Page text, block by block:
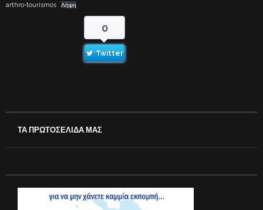
arthro-tourismos Λήψη
0
Twitter
ΤΑ ΠΡΩΤΟΣΕΛΙΔΑ ΜΑΣ